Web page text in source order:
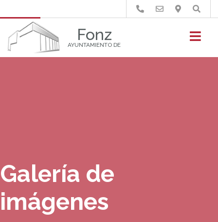
Fonz
AYUNTAMIENTO DE
Buscar
Galería de
imágenes